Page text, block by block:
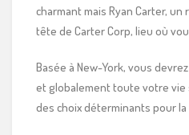
charmant mais Ryan Carter,
tête de Carter Corp, lieu où
Basée à New-York, vous
et globalement toute votre
des choix déterminants pour